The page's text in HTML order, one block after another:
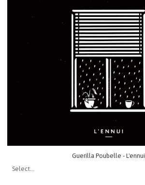
Guerilla Poubelle - L'ennui